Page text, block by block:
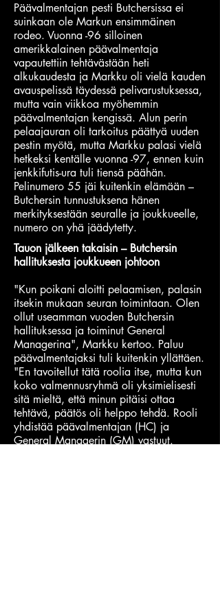
Päävalmentajan pesti Butchersissa ei
suinkaan ole Markun ensimmäinen
rodeo. Vuonna -96 silloinen
amerikkalainen päävalmentaja
vapautettiin tehtävästään heti
alkukaudesta ja Markku oli vielä kauden
avauspelissä täydessä pelivarustuksessa,
mutta vain viikkoa myöhemmin
päävalmentajan kengissä. Alun perin
pelaajauran oli tarkoitus päättyä uuden
pestin myötä, mutta Markku palasi vielä
hetkeksi kentälle vuonna -97, ennen kuin
jenkkifutis-ura tuli tiensä päähän.
Pelinumero 55 jäi kuitenkin elämään –
Butchersin tunnustuksena hänen
merkityksestään seuralle ja joukkueelle,
numero on yhä jäädytetty.
Tauon jälkeen takaisin – Butchersin
hallituksesta joukkueen johtoon
"Kun poikani aloitti pelaamisen, palasin
itsekin mukaan seuran toimintaan. Olen
ollut useamman vuoden Butchersin
hallituksessa ja toiminut General
Managerina", Markku kertoo. Paluu
päävalmentajaksi tuli kuitenkin yllättäen.
"En tavoitellut tätä roolia itse, mutta kun
koko valmennusryhmä oli yksimielisesti
sitä mieltä, että minun pitäisi ottaa
tehtävä, päätös oli helppo tehdä. Rooli
yhdistää päävalmentajan (HC) ja
General Managerin (GM) vastuut.